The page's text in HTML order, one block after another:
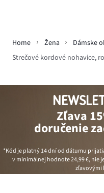
Home Žena Dámske
Strečové kordové nohavice,
Zľava
doručenie
*Kód je platný 14 dní od dátumu
v minimálnej hodnote24,99 €, nie
zľavovými